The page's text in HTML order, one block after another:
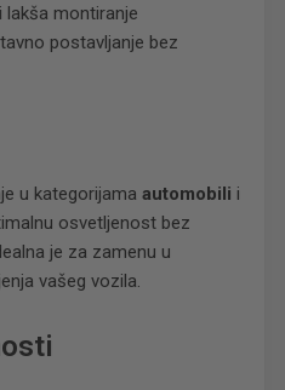
lakša montiranje
postavljanje bez
u kategorijama automobili i
osvetljenost bez
je za zamenu u
vašeg vozila.